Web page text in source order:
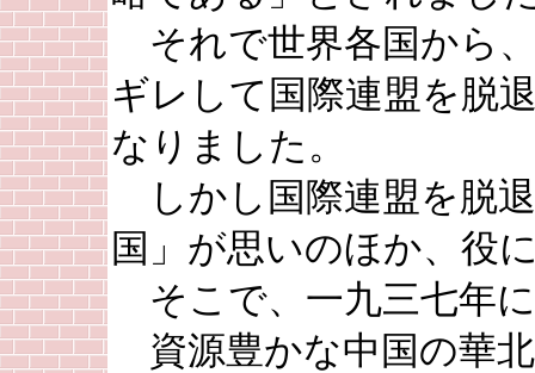
それで世界各国から
ギレして国際連盟を脱
なりました。
しかし国際連盟を脱
国」が思いのほか、役
そこで、一九三七年
資源豊かな中国の華